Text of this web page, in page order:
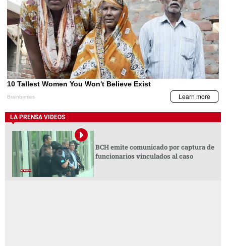
LA PRENSA VIDEOS
BCH emite comunicado por captura de
funcionarios vinculados al caso